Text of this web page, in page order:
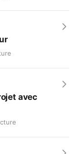
avec